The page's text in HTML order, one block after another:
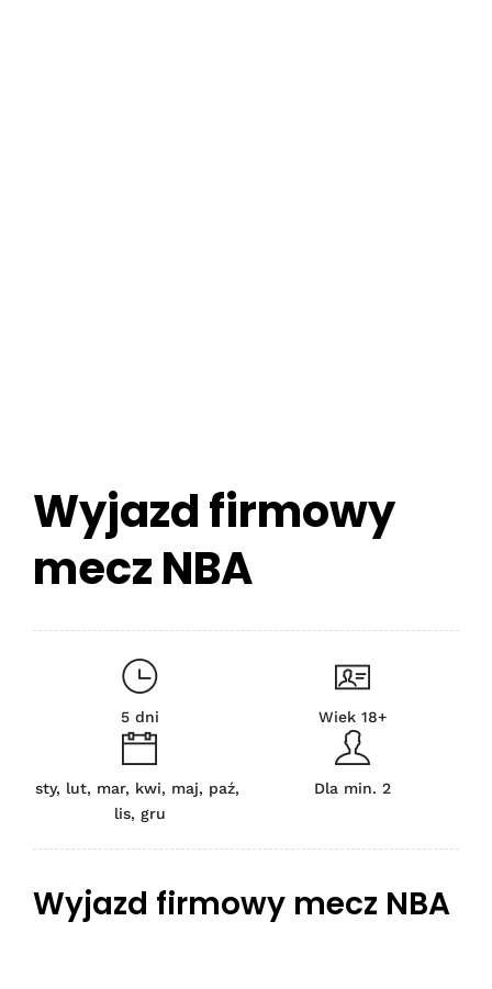
Wyjazd firmowy
mecz NBA
5 dni Wiek 18+
sty, lut, mar, kwi, maj, paź,
lis, gru
Dla min. 2
Wyjazd firmowy mecz NBA